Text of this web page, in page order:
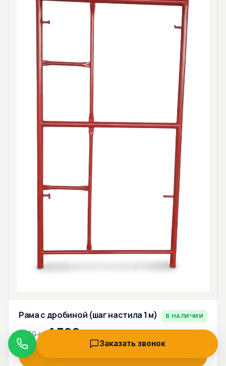
Рама с дробиной (шаг настила 1 м) В НАЛИЧИИ
1 560 грн 1 300 грн
Звонок
Заказать звонок